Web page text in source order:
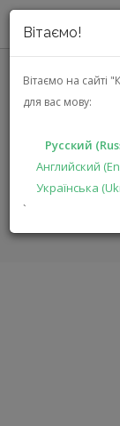
Вітаємо!
Вітаємо на сайті
для вас мову:
Русский
Английский
Українська
`
О НАС
АКЦИИ
РЕШЕНИЯ
ГЛАВНАЯ
QC254AEB